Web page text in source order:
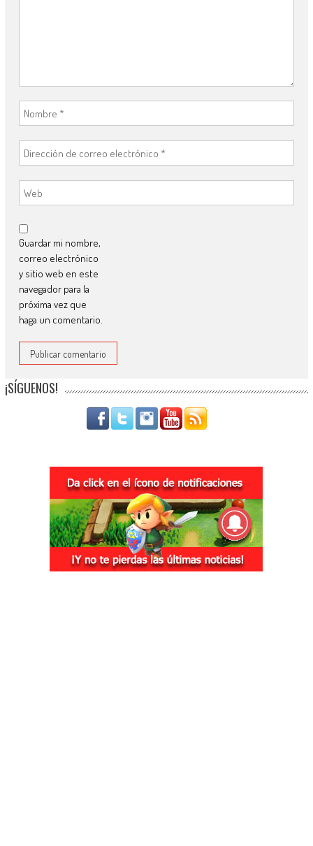
Guardar mi nombre,
correo electrónico
y sitio web en este
navegador para la
próxima vez que
haga un comentario.
¡SÍGUENOS!